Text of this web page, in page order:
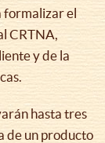
formalizar el
CRTNA,
y de la
hasta tres
de un producto